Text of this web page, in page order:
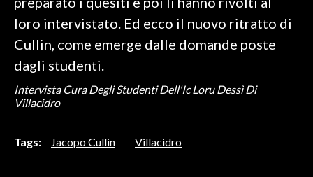
3 MINUTI CON
INSULARITÀ
INFO AZIENDE
ABBONATI
NECROLOGI
loro intervistato. Ed ecco il nuovo ritratto di
Cullin, come emerge dalle domande poste
dagli studenti.
Intervista Cura Degli Studenti Dell'Ic Loru Dessì Di
Villacidro
Tags: Jacopo Cullin Villacidro